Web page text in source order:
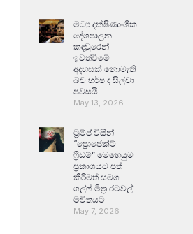
මධ්‍ය දක්ෂිණාංශික
දේශපාලන
කඳවුරෙන්
ඉවත්වීමේ
අදහසක් නොමැති
බව හර්ෂ ද සිල්වා
පවසයි
May 13, 2026
ට්‍රම්ප් විසින්
“ප්‍රොජෙක්ට්
ෆ්‍රීඩම්” මෙහෙයුම
ප්‍රකාශයට පත්
කිරීමත් සමග
ගල්ෆ් මිත්‍ර රටවල්
මවිතයට
May 7, 2026